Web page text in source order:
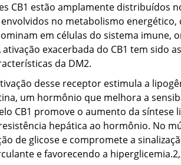
CB1 estão amplamente distribuídos
no metabolismo
em células do sistema imune,
exacerbada do CB1 tem sido
da DM2.
desse receptor estimula a
um hormônio que melhora a
CB1 promove o aumento da síntese
hepática ao hormônio. No
de glicose e compromete a
e favorecendo a hiperglicemia.